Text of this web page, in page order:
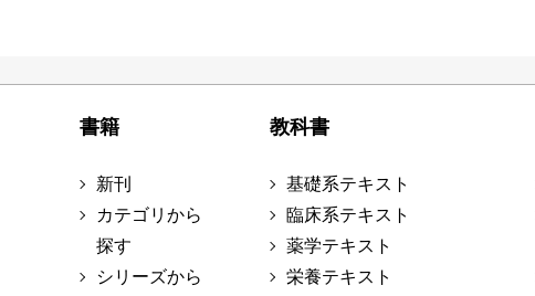
書籍
新刊
カテゴリから
探す
シリーズから
教科書
基礎系テキスト
臨床系テキスト
薬学テキスト
栄養テキスト